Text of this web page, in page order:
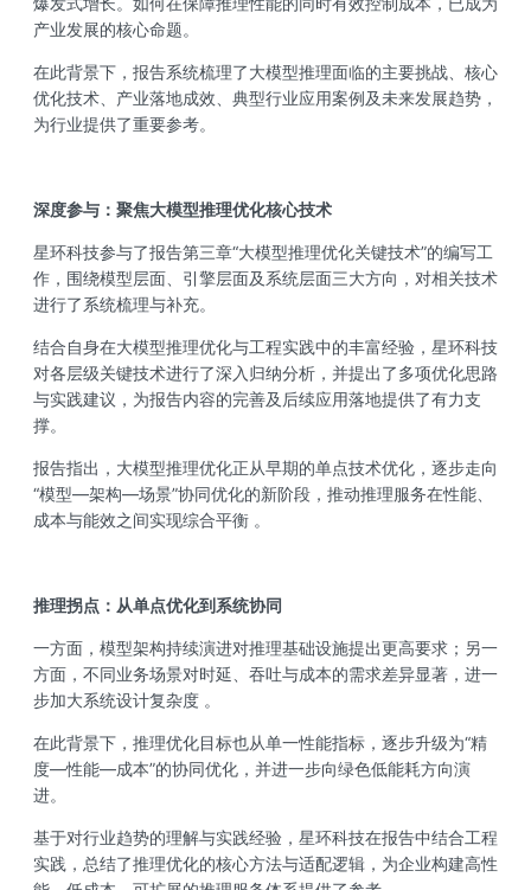
产业发展的核心命题。
在此背景下，报告系统梳理了大模型推理面临的主要挑战、核心
优化技术、产业落地成效、典型行业应用案例及未来发展趋势，
为行业提供了重要参考。
深度参与：聚焦大模型推理优化核心技术
星环科技参与了报告第三章“大模型推理优化关键技术”的编写工
作，围绕模型层面、引擎层面及系统层面三大方向，对相关技术
进行了系统梳理与补充。
结合自身在大模型推理优化与工程实践中的丰富经验，星环科技
对各层级关键技术进行了深入归纳分析，并提出了多项优化思路
与实践建议，为报告内容的完善及后续应用落地提供了有力支
撑。
报告指出，大模型推理优化正从早期的单点技术优化，逐步走向
“模型—架构—场景”协同优化的新阶段，推动推理服务在性能、
成本与能效之间实现综合平衡 。
推理拐点：从单点优化到系统协同
一方面，模型架构持续演进对推理基础设施提出更高要求；另一
方面，不同业务场景对时延、吞吐与成本的需求差异显著，进一
步加大系统设计复杂度 。
在此背景下，推理优化目标也从单一性能指标，逐步升级为“精
度—性能—成本”的协同优化，并进一步向绿色低能耗方向演
进。
基于对行业趋势的理解与实践经验，星环科技在报告中结合工程
实践，总结了推理优化的核心方法与适配逻辑，为企业构建高性